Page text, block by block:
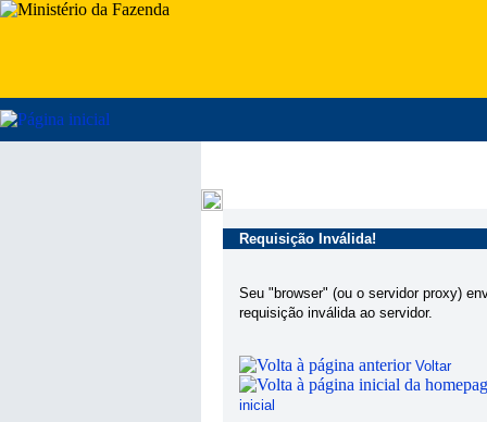
Requisição Inválida!
Seu "browser" (ou o servidor proxy)
requisição inválida ao servidor.
Voltar
inicial